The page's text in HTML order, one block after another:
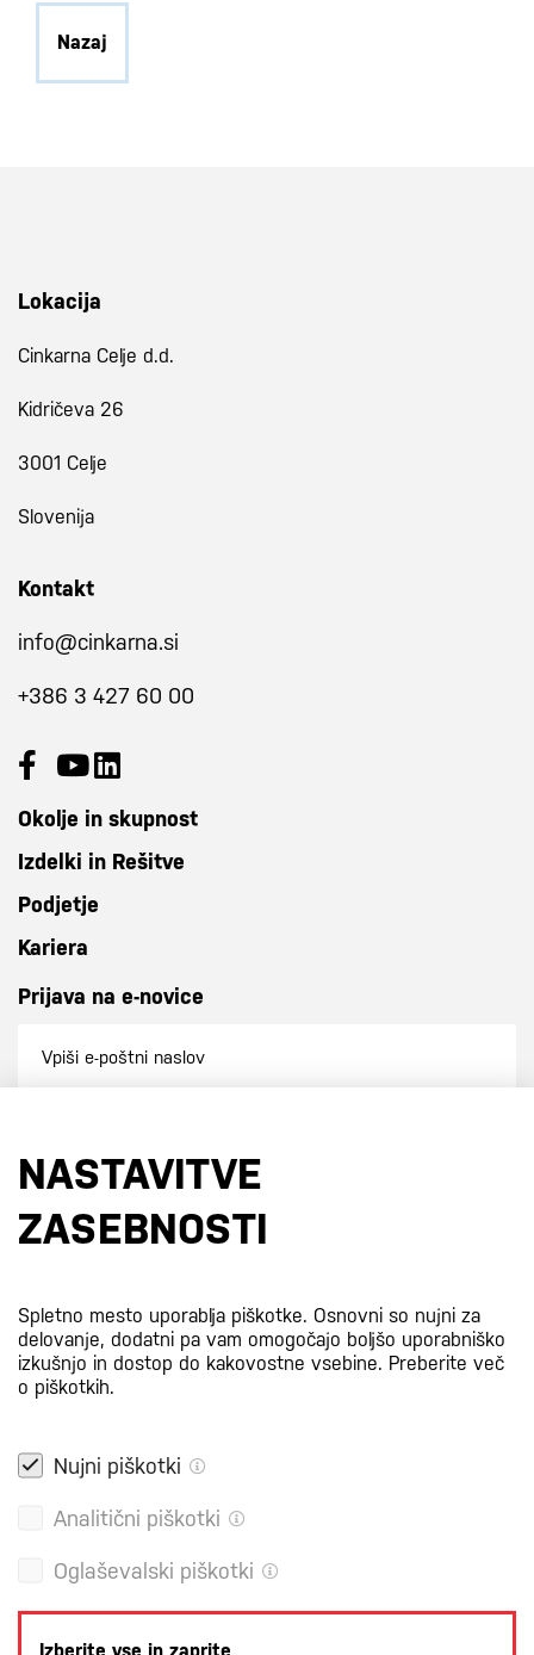
Nazaj
Lokacija
Cinkarna Celje d.d.
Kidričeva 26
3001 Celje
Slovenija
Kontakt
info@cinkarna.si
+386 3 427 60 00
Okolje in skupnost
Izdelki in Rešitve
Podjetje
Kariera
Prijava na e-novice
S prijavo na e-novice se strinjate z
NASTAVITVE
ZASEBNOSTI
Spletno mesto uporablja piškotke. Osnovni so nujni za
delovanje, dodatni pa vam omogočajo boljšo uporabniško
izkušnjo in dostop do kakovostne vsebine. Preberite več
o piškotkih.
Nujni piškotki
Analitični piškotki
Oglaševalski piškotki